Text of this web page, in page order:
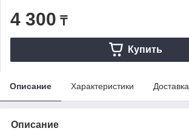
4 300 ₸
Купить
Описание Характеристики Доставка
Описание